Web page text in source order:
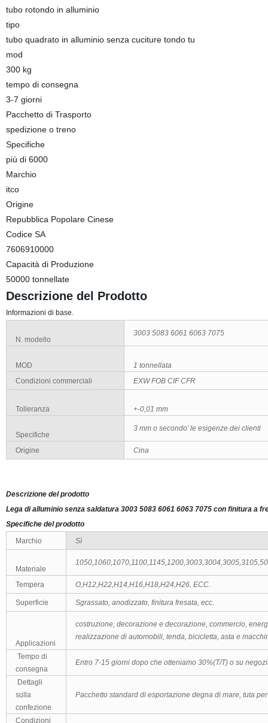
tubo rotondo in alluminio
tipo
tubo quadrato in alluminio senza cuciture tondo tu
mod
300 kg
tempo di consegna
3-7 giorni
Pacchetto di Trasporto
spedizione o treno
Specifiche
più di 6000
Marchio
itco
Origine
Repubblica Popolare Cinese
Codice SA
7606910000
Capacità di Produzione
50000 tonnellate
Descrizione del Prodotto
Informazioni di base.
N. modello
3003 5083 6061 6063 7075
MOD
1 tonnellata
Condizioni commerciali
EXW FOB CIF CFR
Tolleranza +-0,01 mm
Specifiche
3 mm o secondo′le esigenze dei clienti
Origine Cina
Descrizione del prodotto
Lega di alluminio senza saldatura 3003 5083 6061 6063 7075 con finitura a
Specifiche del prodotto
Marchio
Sì
Materiale
Tempera O,H12,H22,H14,H16,H18,H24,H26, ECC.
Superficie Sgrassato, anodizzato, finitura fresata, ecc.
Applicazioni
costruzione, decorazione e decorazione, commercio,
realizzazione di automobili, tenda, bicicletta, asta e
Tempo di
consegna
Entro 7-15 giorni dopo che otteniamo 30%(T/T) o su
Dettagli
sulla
confezione
Pacchetto standard di esportazione degna di mare, tuta
Condizioni